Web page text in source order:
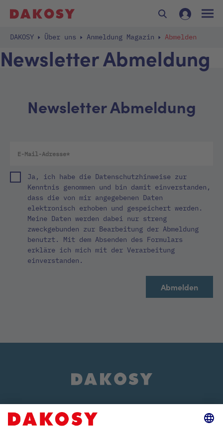
DAKOSY Über uns Anmeldung Magazin Abmelden
Newsletter Abmeldung
Newsletter Abmeldung
Ja, ich habe die Datenschutzhinweise zur
Kenntnis genommen und bin damit einverstanden,
dass die von mir angegebenen Daten
elektronisch erhoben und gespeichert werden.
Meine Daten werden dabei nur streng
zweckgebunden zur Bearbeitung der Abmeldung
benutzt. Mit dem Absenden des Formulars
erkläre ich mich mit der Verarbeitung
einverstanden.
Events und Veranstaltungen